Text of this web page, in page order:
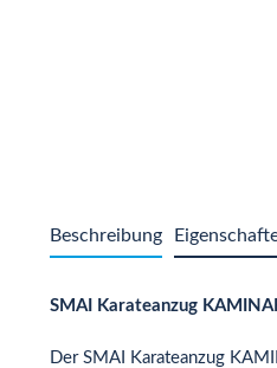
Beschreibung
SMAI Karateanzug
Der SMAI Karateanzug